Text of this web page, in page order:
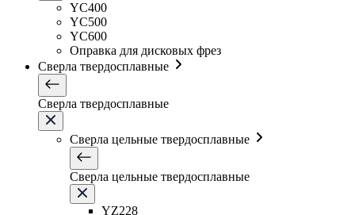
YC400
YC500
YC600
Оправка для дисковых фрез
Сверла твердосплавные
Сверла твердосплавные
Сверла цельные твердосплавные
Сверла цельные твердосплавные
YZ228